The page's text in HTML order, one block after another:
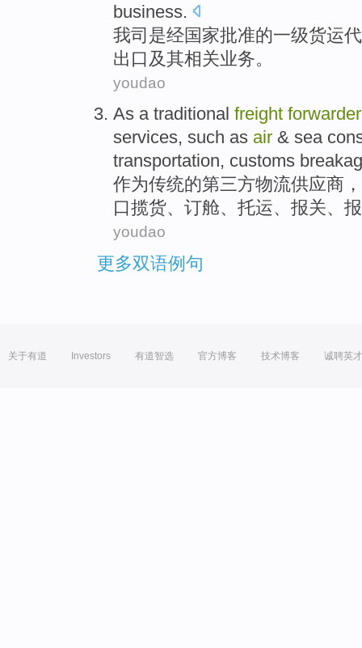
business.
我司 是经国家批准的一级货运
出口及其相关业务。
youdao
As a traditional freight forwarder
services, such as air & sea
transportation, customs
作为传统的第三方物流供应商，
口揽货、订舱、托运、 报关、
youdao
更多双语例句
关于有道 Investors 有道智选 官方博客 技术博客 诚聘英才